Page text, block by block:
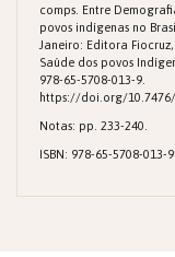
comps. Entre
povos indígenas no
Janeiro: Editora Fiocruz,
Saúde dos povos
978-65-5708-013-9.
https://doi.org/10.7476/
Notas: pp. 233-240.
ISBN: 978-65-5708-013-9